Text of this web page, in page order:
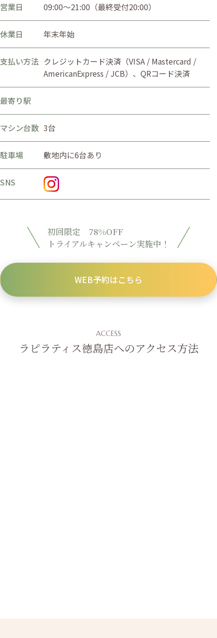
営業日 09:00〜21:00（最終受付20:00）
休業日 年末年始
支払い方法 クレジットカード決済（VISA / Mastercard /
AmericanExpress / JCB）、QRコード決済
最寄り駅
マシン台数 3台
駐車場 敷地内に6台あり
SNS
初回限定 78%OFF
トライアルキャンペーン実施中！
WEB予約はこちら
ACCESS
ラピラティス徳島店へのアクセス方法